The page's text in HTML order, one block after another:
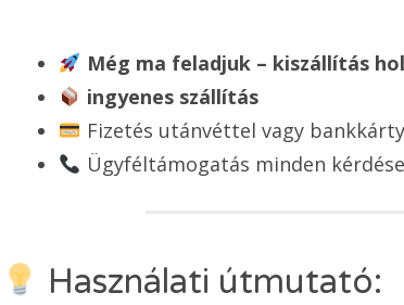
Még ma feladjuk – kiszállítás
ingyenes szállítás
Fizetés utánvéttel vagy
Ügyféltámogatás minden
Használati útmutató: